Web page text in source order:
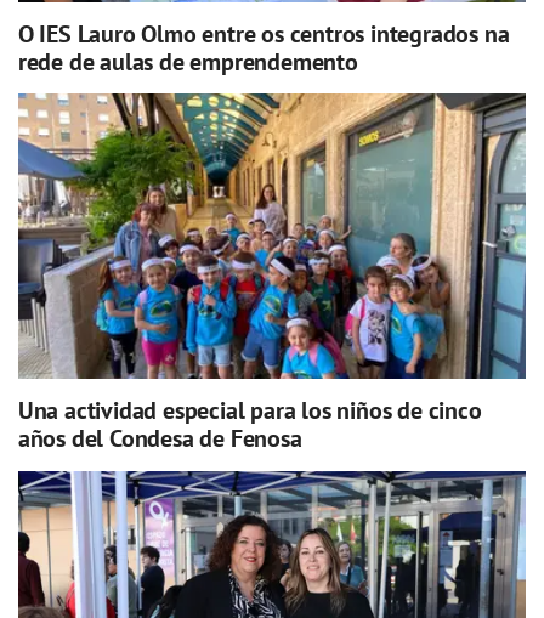
O IES Lauro Olmo entre os centros integrados na
rede de aulas de emprendemento
Una actividad especial para los niños de cinco
años del Condesa de Fenosa